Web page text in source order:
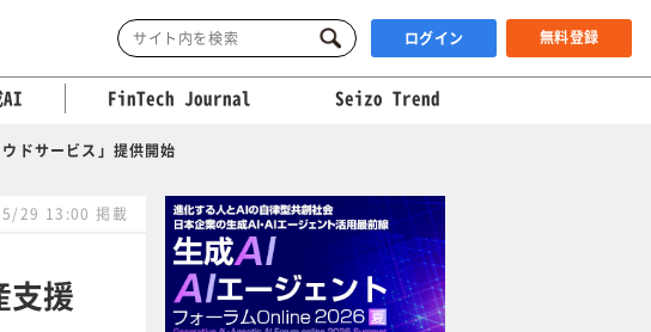
ログイン 無料登録
FinTech Journal Seizo Trend
ドサービス」提供開始
29 13:00 掲載
支援